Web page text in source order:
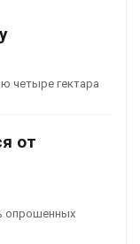
четыре гектара
от
опрошенных